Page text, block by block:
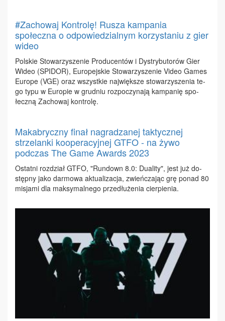
#Zachowaj Kontrolę! Rusza kampania
społeczna o odpowiedzialnym korzystaniu z gier
wideo
Pol­skie Sto­wa­rzy­sze­nie Pro­du­cen­tów i Dys­try­bu­to­rów Gier
Wi­deo (SPI­DOR), Eu­ro­pej­skie Sto­wa­rzy­sze­nie Vi­deo Ga­mes
Eu­ro­pe (VGE) oraz wszyst­kie naj­więk­sze sto­wa­rzy­sze­nia te­
go ty­pu w Eu­ro­pie w grud­niu roz­po­czy­na­ją kam­pa­nię spo­
łecz­ną Za­cho­waj kon­tro­lę.
Makabryczny finał nagradzanej taktycznej
strzelanki kooperacyjnej GTFO - na żywo
podczas The Game Awards 2023
Ostat­ni roz­dział GTFO, "Run­down 8.0: Du­ali­ty", jest już do­
stęp­ny ja­ko dar­mo­wa ak­tu­ali­za­cja, zwień­cza­jąc grę po­nad 80
mi­sja­mi dla mak­sy­mal­ne­go prze­dłu­że­nia cier­pie­nia.